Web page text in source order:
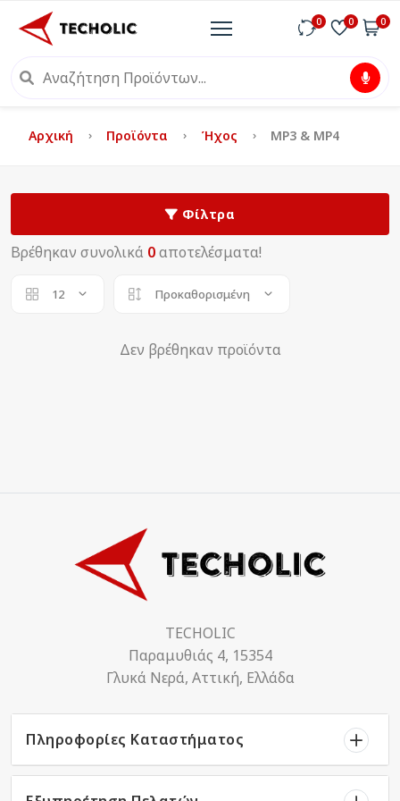
0 0 0
Αρχική Προϊόντα Ήχος MP3 & MP4
Φίλτρα
Βρέθηκαν συνολικά 0αποτελέσματα!
12 Προκαθορισμένη
Δεν βρέθηκαν προϊόντα
TECHOLIC
Παραμυθιάς 4, 15354
Γλυκά Νερά, Αττική, Ελλάδα
Πληροφορίες Καταστήματος